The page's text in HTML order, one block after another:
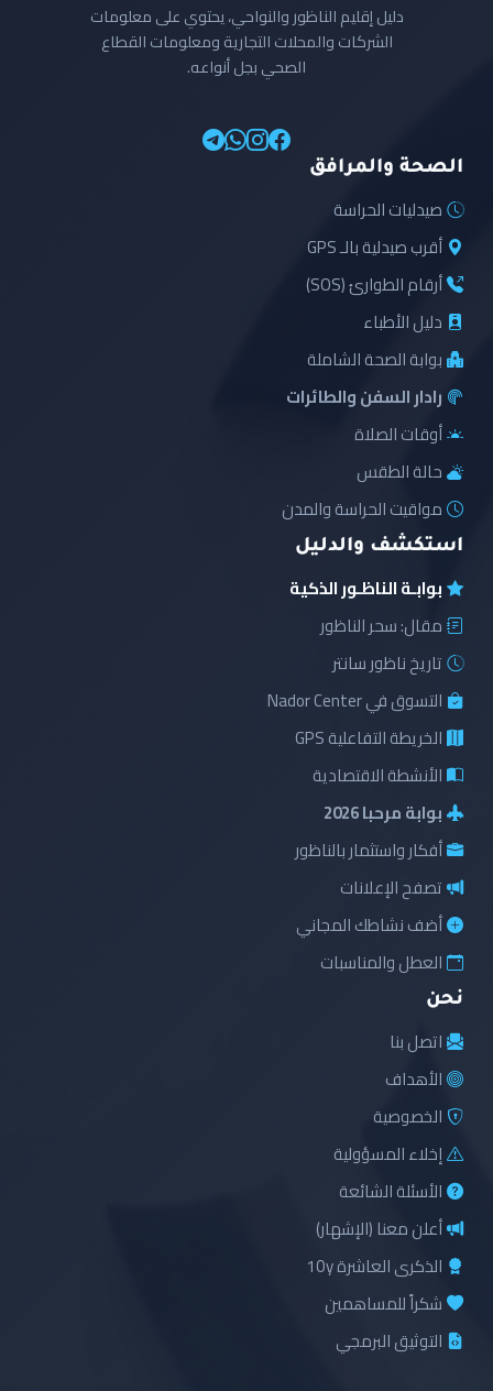
دليل إقليم الناظور والنواحي، يحتوي على معلومات
الشركات والمحلات التجارية ومعلومات القطاع
الصحي بجل أنواعه.
الصحة والمرافق
صيدليات الحراسة
أقرب صيدلية بالـ GPS
أرقام الطوارئ (SOS)
دليل الأطباء
بوابة الصحة الشاملة
رادار السفن والطائرات
أوقات الصلاة
حالة الطقس
مواقيت الحراسة والمدن
استكشف والدليل
بوابـة الناظـور الذكية
مقال: سحر الناظور
تاريخ ناظور سانتر
التسوق في Nador Center
الخريطة التفاعلية GPS
الأنشطة الاقتصادية
بوابة مرحبا 2026
أفكار واستثمار بالناظور
تصفح الإعلانات
أضف نشاطك المجاني
العطل والمناسبات
نحن
اتصل بنا
الأهداف
الخصوصية
إخلاء المسؤولية
الأسئلة الشائعة
أعلن معنا (الإشهار)
الذكرى العاشرة 10y
شكراً للمساهمين
التوثيق البرمجي